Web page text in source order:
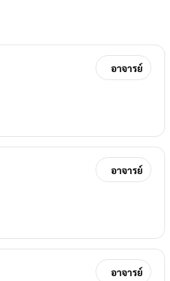
อาจารย์
อาจารย์
อาจารย์